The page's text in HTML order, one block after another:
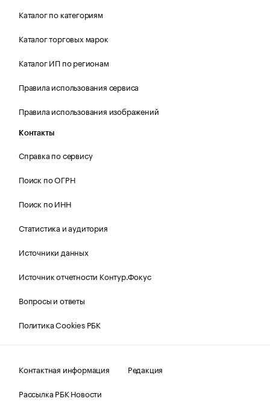
Каталог по категориям
Каталог торговых марок
Каталог ИП по регионам
Правила использования сервиса
Правила использования изображений
Контакты
Справка по сервису
Поиск по ОГРН
Поиск по ИНН
Статистика и аудитория
Источники данных
Источник отчетности Контур.Фокус
Вопросы и ответы
Политика Cookies РБК
Контактная информация
Редакция
Рассылка РБК Новости